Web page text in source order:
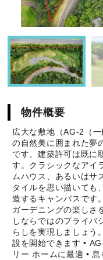
物件概要
広大な敷地（AG-2（
の自然美に囲まれた夢
です。建築許可は既に
す。クラシックなアイ
ムハウス、あるいはサ
タイルを思い描いても
造するキャンバスです
ガーデニングの楽しさ
しならではのプライバ
らしを実現しましょう
設を開始できます •
リー ホームに最適 •